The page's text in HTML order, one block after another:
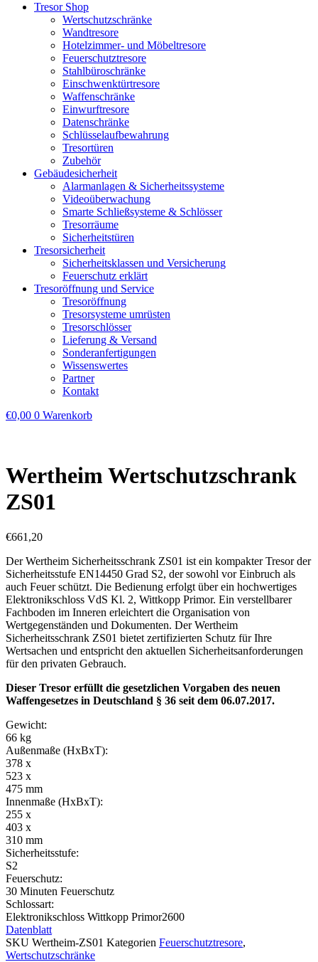
Tresor Shop
Wertschutzschränke
Wandtresore
Hotelzimmer- und Möbeltresore
Feuerschutztresore
Stahlbüroschränke
Einschwenktürtresore
Waffenschränke
Einwurftresore
Datenschränke
Schlüsselaufbewahrung
Tresortüren
Zubehör
Gebäudesicherheit
Alarmanlagen & Sicherheitssysteme
Videoüberwachung
Smarte Schließsysteme & Schlösser
Tresorräume
Sicherheitstüren
Tresorsicherheit
Sicherheitsklassen und Versicherung
Feuerschutz erklärt
Tresoröffnung und Service
Tresoröffnung
Tresorsysteme umrüsten
Tresorschlösser
Lieferung & Versand
Sonderanfertigungen
Wissenswertes
Partner
Kontakt
€0,00 0 Warenkorb
Wertheim Wertschutzschrank
ZS01
€661,20
Der Wertheim Sicherheitsschrank ZS01 ist ein kompakter Tresor der
Sicherheitsstufe EN14450 Grad S2, der sowohl vor Einbruch als
auch Feuer schützt. Die Bedienung erfolgt über ein hochwertiges
Elektronikschloss VdS Kl. 2, Wittkopp Primor. Ein verstellbarer
Fachboden im Inneren erleichtert die Organisation von
Wertgegenständen und Dokumenten. Der Wertheim
Sicherheitsschrank ZS01 bietet zertifizierten Schutz für Ihre
Wertsachen und entspricht den aktuellen Sicherheitsanforderungen
für den privaten Gebrauch.
Dieser Tresor erfüllt die gesetzlichen Vorgaben des neuen
Waffengesetzes in Deutschland § 36 seit dem 06.07.2017.
Gewicht:
66 kg
Außenmaße (HxBxT):
378 x
523 x
475 mm
Innenmaße (HxBxT):
255 x
403 x
310 mm
Sicherheitsstufe:
S2
Feuerschutz:
30 Minuten Feuerschutz
Schlossart:
Elektronikschloss Wittkopp Primor2600
Datenblatt
SKU Wertheim-ZS01 Kategorien Feuerschutztresore,
Wertschutzschränke